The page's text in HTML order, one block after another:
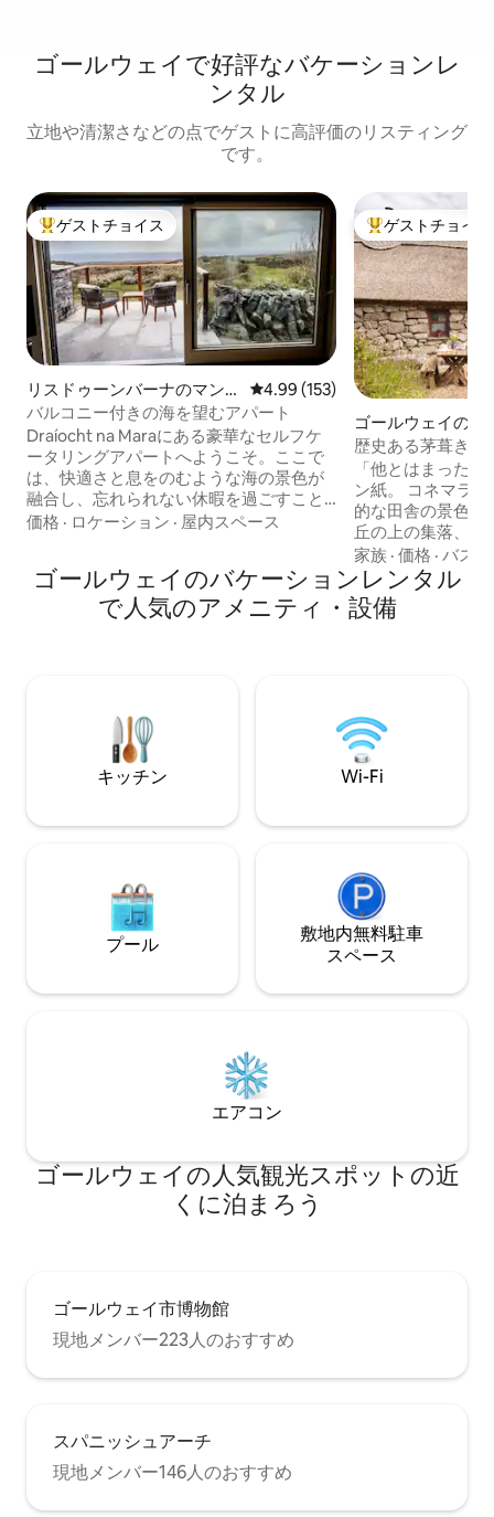
ゴールウェイで好評なバケーションレ
ンタル
立地や清潔さなどの点でゲストに高評価のリスティング
です。
大好評のゲストチョイスです。
ゲストチョイス
リスドゥーンバーナのマンシ
ョン・アパート
レビュー153件、5つ星中4.99つ
4.99 (153)
バルコニー付きの海を望むアパート
Draíocht na Maraにある豪華なセルフケ
ータリングアパートへようこそ。ここで
は、快適さと息をのむような海の景色が
融合し、忘れられない休暇を過ごすこと
ができます。 このアパートは「An
応するように設計された広々とした安息
の地に足を踏み入れてください。 1日探索
した後は、プライベートな静けさに包ま
価格 · ロケーション · 屋内スペース
大好評のゲスト
ゲストチョイス
ゴールウェイのコ
歴史ある茅葺きの
るCnoc Suain
「他とはまった
ン紙。 コネマラのゲルタクト地方の魅力
的な田舎の景色の
丘の上の集落、
2つの村の間の人
に位置しています
楽が楽しめるスピ
金曜日のファーマ
に完全に浸ること
家族 ·価格 ·バス
ゴールウェイのバケーションレンタル
で人気のアメニティ・設備
キッチン Wi-Fi
プール
敷地内無料駐⁠車
ス⁠ペ⁠ー⁠ス
エアコン
ゴールウェイの人気観光スポットの近
くに泊まろう
ゴールウェイ市博物館
現地メンバー223人のおすすめ
スパニッシュアーチ
現地メンバー146人のおすすめ